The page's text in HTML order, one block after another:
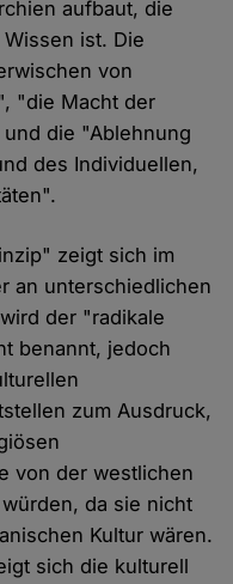
aufbaut, die
ist. Die
von
"die Macht der
die "Ablehnung
des Individuellen,
zeigt sich im
an unterschiedlichen
der "radikale
benannt, jedoch
zum Ausdruck,
von der westlichen
da sie nicht
Kultur wären.
sich die kulturell